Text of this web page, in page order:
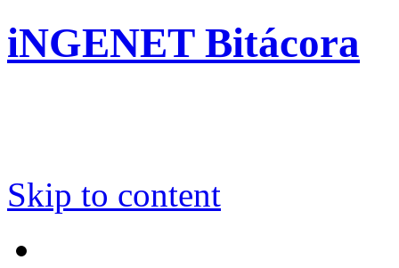
iNGENET Bitácora
Skip to content